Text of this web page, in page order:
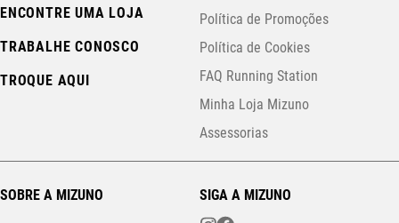
ENCONTRE UMA LOJA
TRABALHE CONOSCO
TROQUE AQUI
Política de Promoções
Política de Cookies
FAQ Running Station
Minha Loja Mizuno
Assessorias
SOBRE A MIZUNO SIGA A MIZUNO